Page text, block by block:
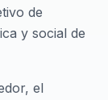
de
y social de
el